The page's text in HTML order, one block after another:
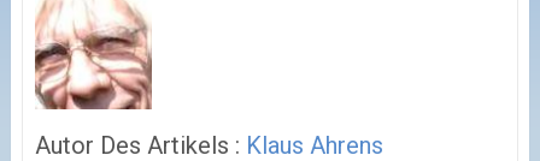
Autor Des Artikels : Klaus Ahrens